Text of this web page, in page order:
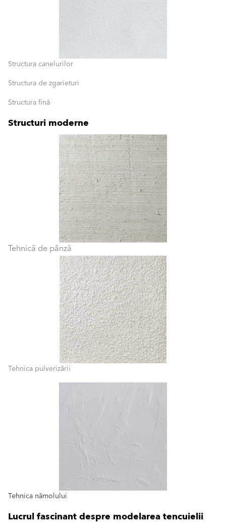
Structura canelurilor
Structura de zgarieturi
Structura fină
Structuri moderne
Tehnică de pânză
Tehnica pulverizării
Tehnica nămolului
Lucrul fascinant despre modelarea tencuielii